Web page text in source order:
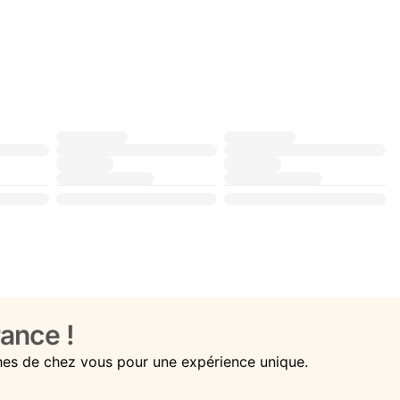
!
de chez vous pour une expérience unique.